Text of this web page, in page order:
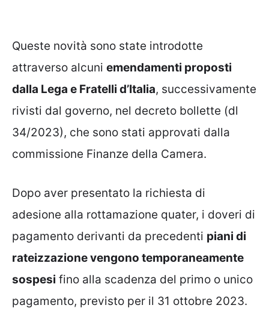
Queste novità sono state introdotte
attraverso alcuni emendamenti proposti
dalla Lega e Fratelli d’Italia, successivamente
rivisti dal governo, nel decreto bollette (dl
34/2023), che sono stati approvati dalla
commissione Finanze della Camera.
Dopo aver presentato la richiesta di
adesione alla rottamazione quater, i doveri di
pagamento derivanti da precedenti piani di
rateizzazione vengono temporaneamente
sospesi fino alla scadenza del primo o unico
pagamento, previsto per il 31 ottobre 2023.